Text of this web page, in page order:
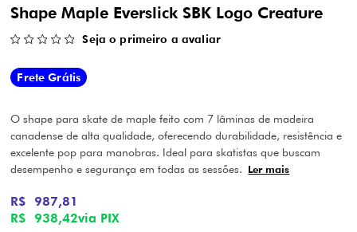
Shape Maple Everslick SBK Logo Creature
Seja o primeiro a avaliar
Frete Grátis
O shape para skate de maple feito com 7 lâminas de madeira
canadense de alta qualidade, oferecendo durabilidade, resistência e
excelente pop para manobras. Ideal para skatistas que buscam
desempenho e segurança em todas as sessões. Ler mais
R$ 938,42via PIX
R$ 987,81